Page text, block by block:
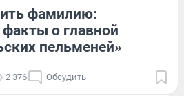
фамилию:
о главной
пельменей»
2 376 Обсудить